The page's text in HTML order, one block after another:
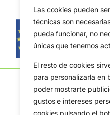
Las cookies pueden
técnicas son
pueda funcionar, no
únicas que tenemos
El resto de cookies
para personalizarla en
poder mostrarte
gustos e intereses
cookies pulsando el